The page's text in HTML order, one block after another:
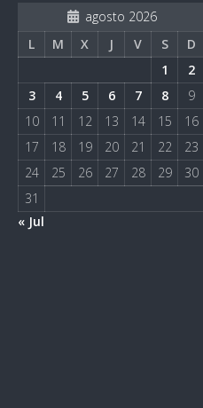
agosto 2026
L
M X J V S
D
1
2
3
4 5 6 7 8
9
10
11 12 13 14 15
16
17
18 19 20 21 22
23
24
25 26 27 28 29
30
31
« Jul